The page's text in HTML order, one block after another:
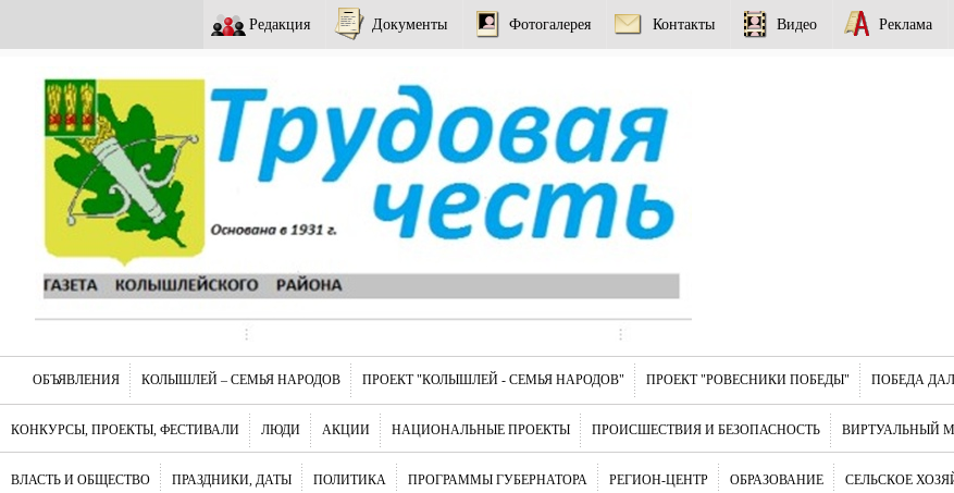
Редакция Документы Фотогалерея Контакты Видео Реклама
ОБЪЯВЛЕНИЯ КОЛЫШЛЕЙ – СЕМЬЯ НАРОДОВ ПРОЕКТ "КОЛЫШЛЕЙ - СЕМЬЯ НАРОДОВ" ПРОЕКТ "РОВЕСНИКИ ПОБЕДЫ" ПОБЕДА
КОНКУРСЫ, ПРОЕКТЫ, ФЕСТИВАЛИ ЛЮДИ АКЦИИ НАЦИОНАЛЬНЫЕ ПРОЕКТЫ ПРОИСШЕСТВИЯ И БЕЗОПАСНОСТЬ ВИРТУАЛЬНЫЙ
ВЛАСТЬ И ОБЩЕСТВО ПРАЗДНИКИ, ДАТЫ ПОЛИТИКА ПРОГРАММЫ ГУБЕРНАТОРА РЕГИОН-ЦЕНТР ОБРАЗОВАНИЕ СЕЛЬСКОЕ